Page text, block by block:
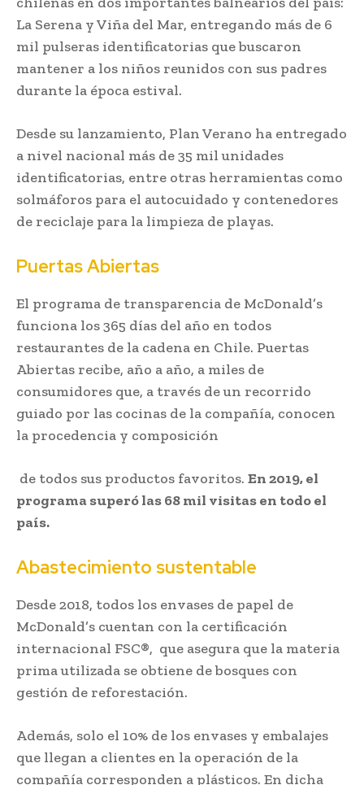
La Serena y Viña del Mar, entregando más de 6
mil pulseras identificatorias que buscaron
mantener a los niños reunidos con sus padres
durante la época estival.
Desde su lanzamiento, Plan Verano ha entregado
a nivel nacional más de 35 mil unidades
identificatorias, entre otras herramientas como
solmáforos para el autocuidado y contenedores
de reciclaje para la limpieza de playas.
Puertas Abiertas
El programa de transparencia de McDonald’s
funciona los 365 días del año en todos
restaurantes de la cadena en Chile. Puertas
Abiertas recibe, año a año, a miles de
consumidores que, a través de un recorrido
guiado por las cocinas de la compañía, conocen
la procedencia y composición
de todos sus productos favoritos. En 2019, el
programa superó las 68 mil visitas en todo el
país.
Abastecimiento sustentable
Desde 2018, todos los envases de papel de
McDonald’s cuentan con la certificación
internacional FSC®, que asegura que la materia
prima utilizada se obtiene de bosques con
gestión de reforestación.
Además, solo el 10% de los envases y embalajes
que llegan a clientes en la operación de la
compañía corresponden a plásticos. En dicha